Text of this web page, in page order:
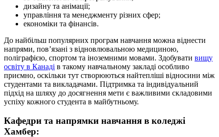
дизайну та анімації;
управління та менеджменту різних сфер;
економіки та фінансів.
До найбільш популярних програм навчання можна віднести
напрями, пов’язані з відновлювальною медициною,
поліграфією, спортом та іноземними мовами. Здобувати вищу
освіту в Канаді в такому навчальному закладі особливо
приємно, оскільки тут створюються найтепліші відносини між
студентами та викладачами. Підтримка та індивідуальний
підхід на шляху до досягнення мети є важливими складовими
успіху кожного студента в майбутньому.
Кафедри та напрямки навчання в коледжі
Хамбер: